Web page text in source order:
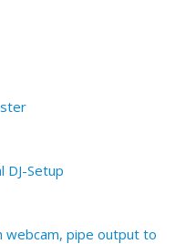
DJ-Setup
webcam, pipe output to